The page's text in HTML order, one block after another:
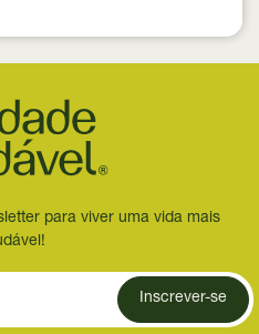
para viver uma vida mais
Inscrever-se